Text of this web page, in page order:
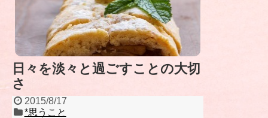
日々を淡々と過ごすことの大切
さ
2015/8/17
*思うこと